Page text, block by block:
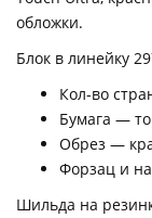
обложки.
Блок в линейку
Кол-во
Бумага —
Обрез —
Форзац и
Шильда на